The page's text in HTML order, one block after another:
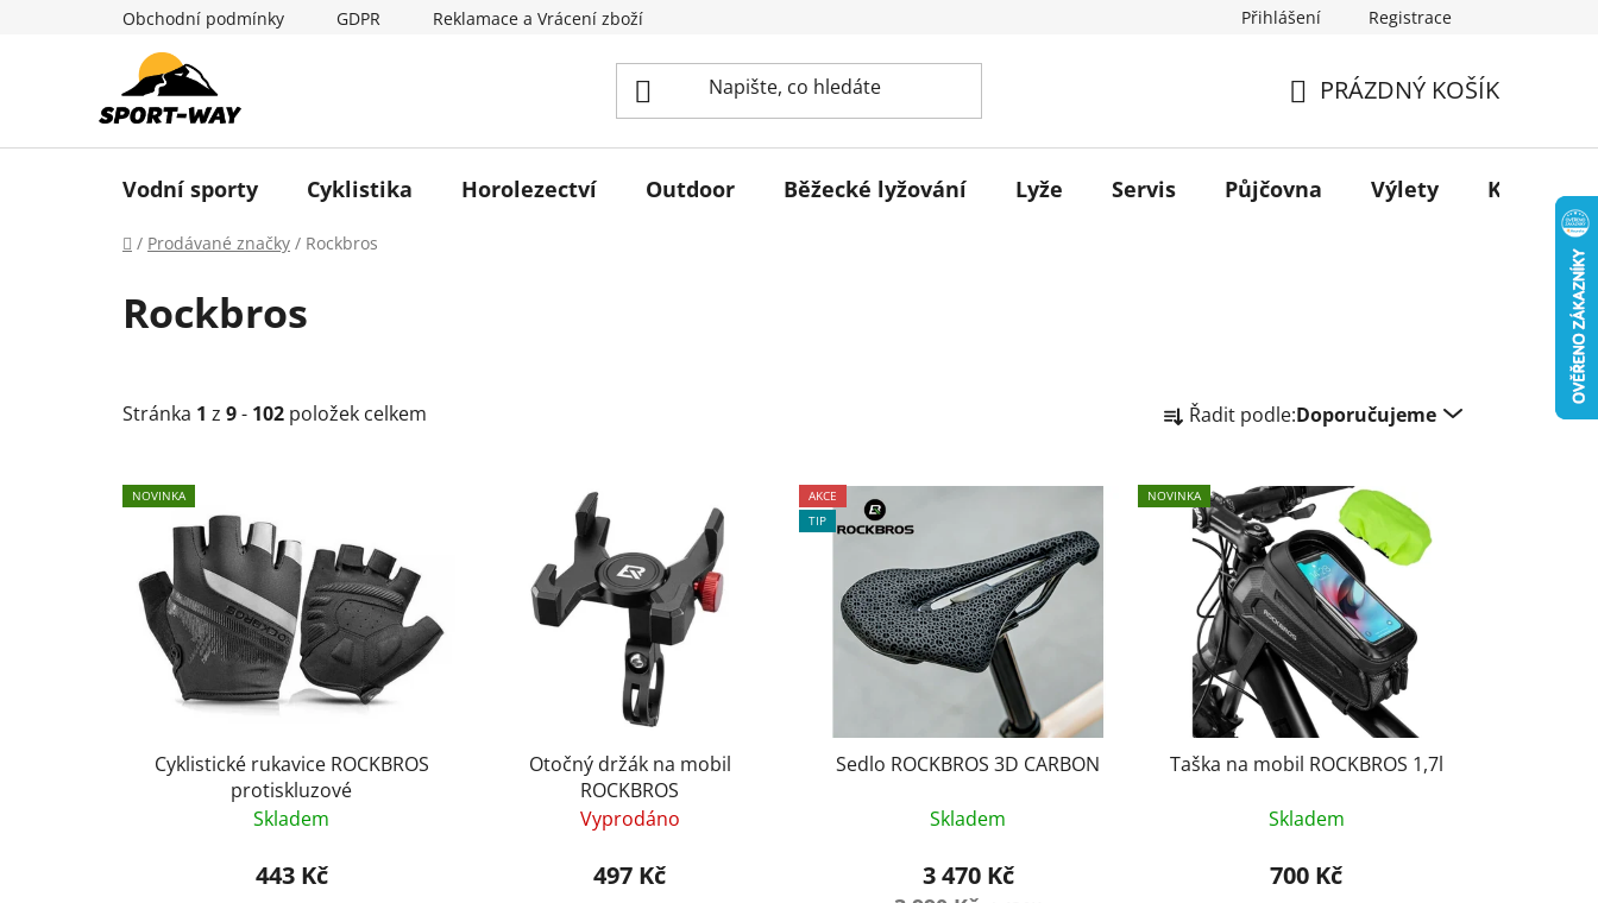
Obchodní podmínky GDPR Reklamace a Vrácení zboží Přihlášení Registrace
KOŠÍK
PRÁZDNÝ KOŠÍK
Vodní sporty Cyklistika Horolezectví Outdoor Běžecké lyžování Lyže Servis Půjčovna Výlety Kontakt
Domů
/ Prodávané značky / Rockbros
Rockbros
Stránka 1 z 9- 102 položek celkem a
e
n
t
Řadit podle:Doporučujeme
V
ý
NOVINKA
Cyklistické rukavice ROCKBROS
protiskluzové
Skladem
443 Kč
Otočný držák na mobil
ROCKBROS
Vyprodáno
497 Kč
AKCE
TIP
Sedlo ROCKBROS 3D CARBON
Skladem
3 470 Kč
NOVINKA
Taška na mobil ROCKBROS 1,7l
Skladem
700 Kč